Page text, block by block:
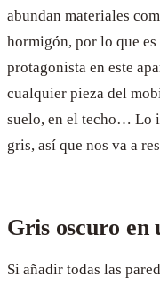
abundan materiales
hormigón, por lo que
protagonista en este
cualquier pieza del
suelo, en el techo… Lo
gris, así que nos va a
Gris oscuro en
Si añadir todas las